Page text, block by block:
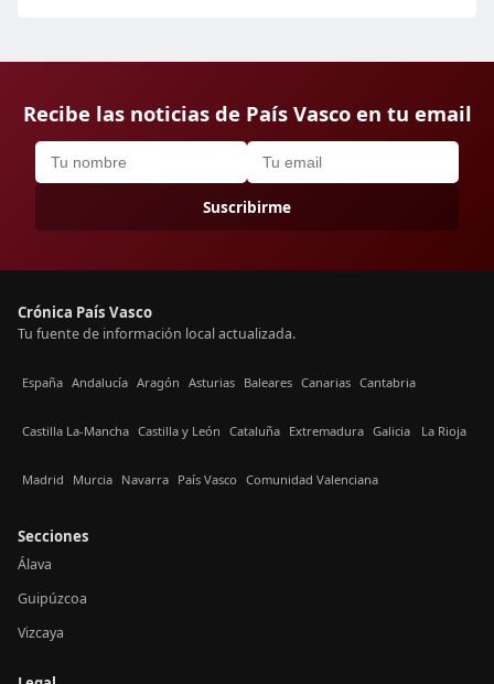
Recibe las noticias de País Vasco en tu email
Suscribirme
Crónica País Vasco
Tu fuente de información local actualizada.
España Andalucía Aragón Asturias Baleares Canarias Cantabria
Castilla La-Mancha Castilla y León Cataluña Extremadura Galicia La Rioja
Madrid Murcia Navarra País Vasco Comunidad Valenciana
Secciones
Álava
Guipúzcoa
Vizcaya